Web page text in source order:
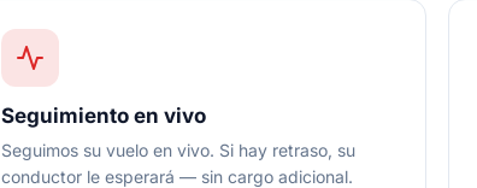
Seguimiento en vivo
Seguimos su vuelo en vivo. Si hay retraso, su
conductor le esperará — sin cargo adicional.